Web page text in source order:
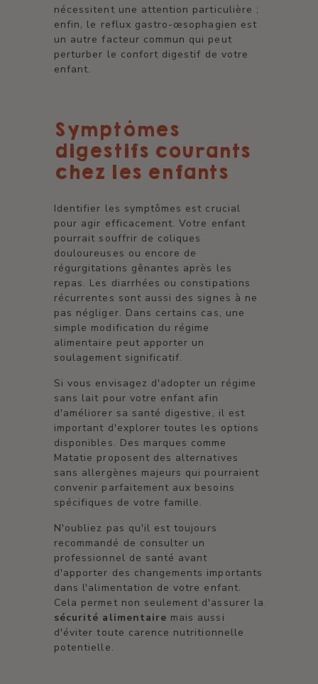
nécessitent une attention particulière ;
enfin, le reflux gastro-œsophagien est
un autre facteur commun qui peut
perturber le confort digestif de votre
enfant.
Symptômes
digestifs courants
chez les enfants
Identifier les symptômes est crucial
pour agir efficacement. Votre enfant
pourrait souffrir de coliques
douloureuses ou encore de
régurgitations gênantes après les
repas. Les diarrhées ou constipations
récurrentes sont aussi des signes à ne
pas négliger. Dans certains cas, une
simple modification du régime
alimentaire peut apporter un
soulagement significatif.
Si vous envisagez d'adopter un régime
sans lait pour votre enfant afin
d'améliorer sa santé digestive, il est
important d'explorer toutes les options
disponibles. Des marques comme
Matatie proposent des alternatives
sans allergènes majeurs qui pourraient
convenir parfaitement aux besoins
spécifiques de votre famille.
N'oubliez pas qu'il est toujours
recommandé de consulter un
professionnel de santé avant
d'apporter des changements importants
dans l'alimentation de votre enfant.
Cela permet non seulement d'assurer la
sécurité alimentaire mais aussi
d'éviter toute carence nutritionnelle
potentielle.